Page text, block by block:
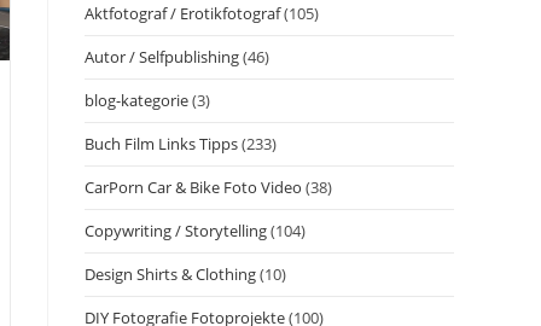
Aktfotograf / Erotikfotograf(105)
Autor / Selfpublishing(46)
blog-kategorie(3)
Buch Film Links Tipps(233)
CarPorn Car & Bike Foto Video (38)
Copywriting / Storytelling(104)
Design Shirts & Clothing(10)
DIY Fotografie Fotoprojekte(100)